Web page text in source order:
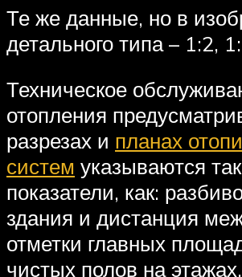
Те же данные, но в
детального типа – 1:2,
Техническое
отопления
разрезах и планах
систем указываются
показатели, как:
здания и дистанция
отметки главных
чистых полов на